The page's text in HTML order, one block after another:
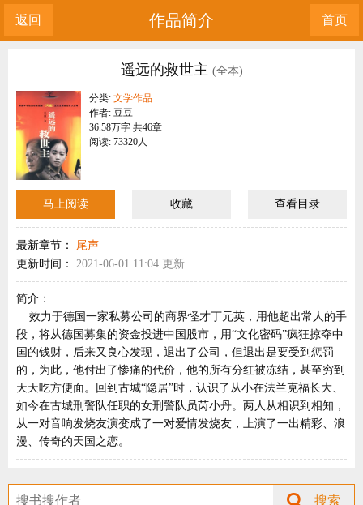
返回 首页
作品简介
遥远的救世主 (全本)
分类: 文学作品
作者: 豆豆
36.58万字 共46章
阅读: 73320人
马上阅读 收藏 查看目录
最新章节： 尾声
更新时间： 2021-06-01 11:04 更新
简介：
效力于德国一家私募公司的商界怪才丁元英，用他超出常人的手
段，将从德国募集的资金投进中国股市，用“文化密码”疯狂掠夺中
国的钱财，后来又良心发现，退出了公司，但退出是要受到惩罚
的，为此，他付出了惨痛的代价，他的所有分红被冻结，甚至穷到
天天吃方便面。回到古城“隐居”时，认识了从小在法兰克福长大、
如今在古城刑警队任职的女刑警队员芮小丹。两人从相识到相知，
从一对音响发烧友演变成了一对爱情发烧友，上演了一出精彩、浪
漫、传奇的天国之恋。
搜索